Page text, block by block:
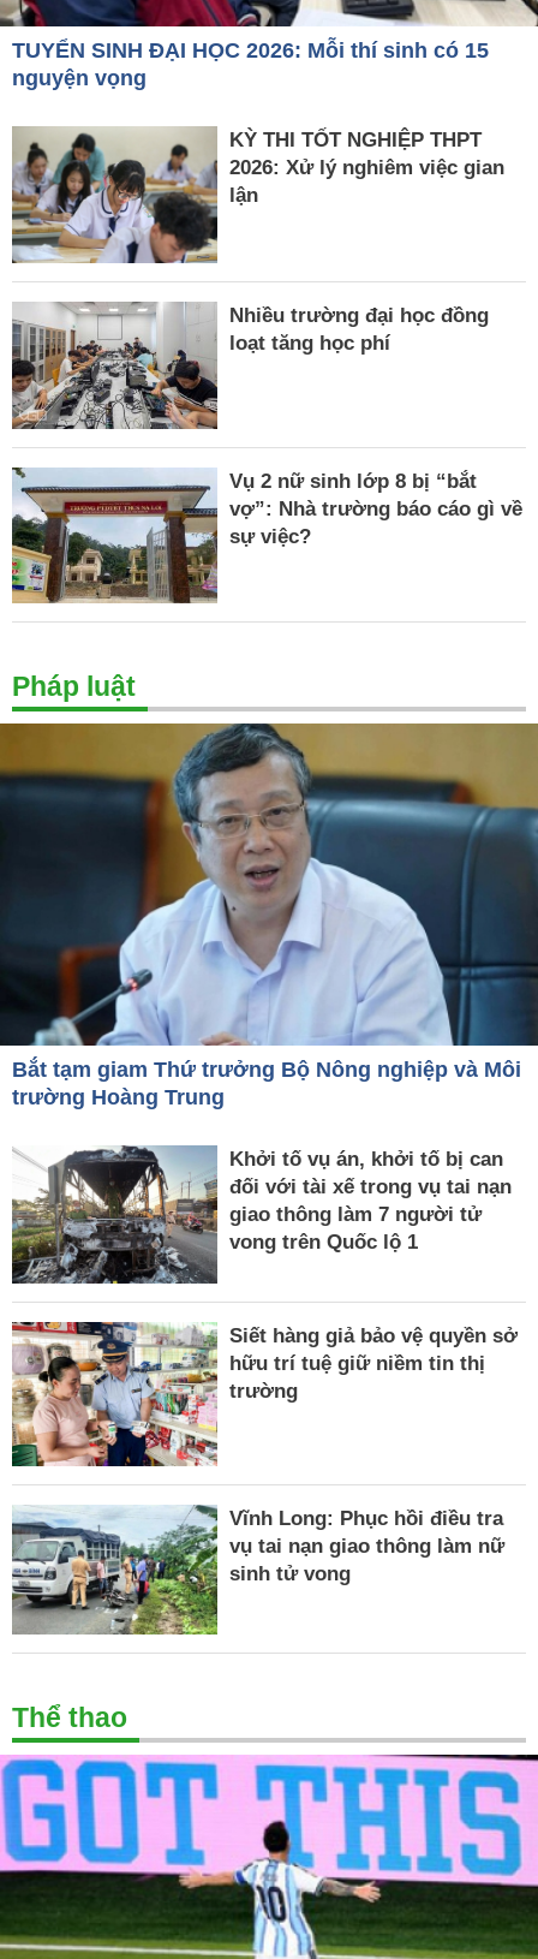
TUYỂN SINH ĐẠI HỌC 2026: Mỗi thí sinh có 15
nguyện vọng
KỲ THI TỐT NGHIỆP THPT
2026: Xử lý nghiêm việc gian
lận
Nhiều trường đại học đồng
loạt tăng học phí
Vụ 2 nữ sinh lớp 8 bị “bắt
vợ”: Nhà trường báo cáo gì về
sự việc?
Pháp luật
Bắt tạm giam Thứ trưởng Bộ Nông nghiệp và Môi
trường Hoàng Trung
Khởi tố vụ án, khởi tố bị can
đối với tài xế trong vụ tai nạn
giao thông làm 7 người tử
vong trên Quốc lộ 1
Siết hàng giả bảo vệ quyền sở
hữu trí tuệ giữ niềm tin thị
trường
Vĩnh Long: Phục hồi điều tra
vụ tai nạn giao thông làm nữ
sinh tử vong
Thể thao